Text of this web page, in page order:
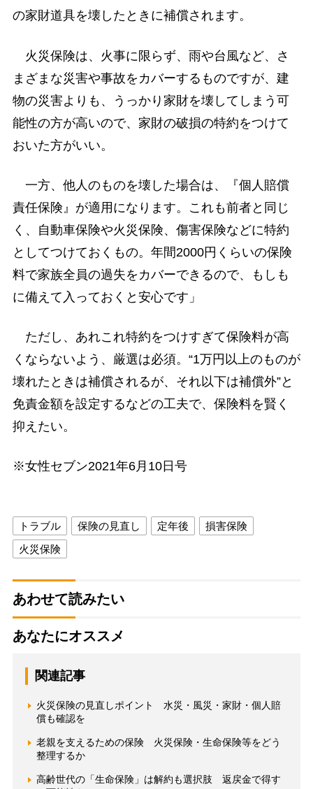
の家財道具を壊したときに補償されます。
火災保険は、火事に限らず、雨や台風など、さ
まざまな災害や事故をカバーするものですが、建
物の災害よりも、うっかり家財を壊してしまう可
能性の方が高いので、家財の破損の特約をつけて
おいた方がいい。
一方、他人のものを壊した場合は、『個人賠償
責任保険』が適用になります。これも前者と同じ
く、自動車保険や火災保険、傷害保険などに特約
としてつけておくもの。年間2000円くらいの保険
料で家族全員の過失をカバーできるので、もしも
に備えて入っておくと安心です」
ただし、あれこれ特約をつけすぎて保険料が高
くならないよう、厳選は必須。“1万円以上のものが
壊れたときは補償されるが、それ以下は補償外”と
免責金額を設定するなどの工夫で、保険料を賢く
抑えたい。
※女性セブン2021年6月10日号
トラブル 保険の見直し 定年後
損害保険
火災保険
あわせて読みたい
あなたにオススメ
関連記事
火災保険の見直しポイント 水災・風災・家財・個人賠
償も確認を
老親を支えるための保険 火災保険・生命保険等をどう
整理するか
高齢世代の「生命保険」は解約も選択肢 返戻金で得す